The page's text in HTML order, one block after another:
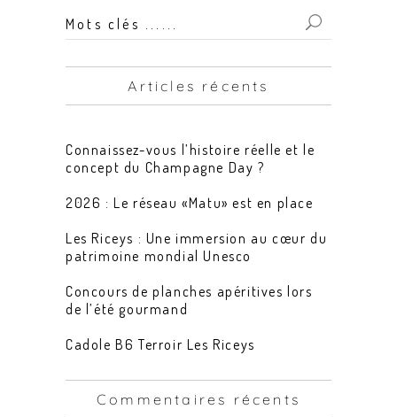
Mots
clés
...
Articles récents
Connaissez-vous l’histoire réelle et le
concept du Champagne Day ?
2026 : Le réseau «Matu» est en place
Les Riceys : Une immersion au cœur du
patrimoine mondial Unesco
Concours de planches apéritives lors
de l’été gourmand
Cadole B6 Terroir Les Riceys
Commentaires récents